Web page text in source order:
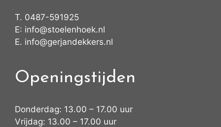
T. 0487-591925
E: info@stoelenhoek.nl
E. info@gerjandekkers.nl
Openingstijden
Donderdag: 13.00 – 17.00 uur
Vrijdag: 13.00 – 17.00 uur